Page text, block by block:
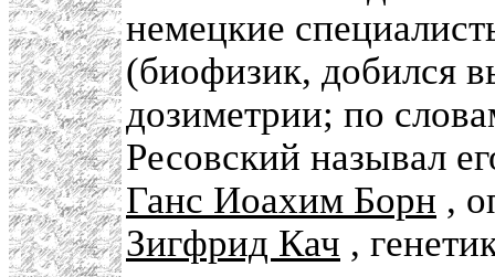
немецкие
(биофизик, добился
дозиметрии; по
Ресовский называл
Ганс Иоахим Борн ,
Зигфрид Кач ,